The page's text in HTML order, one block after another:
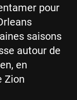
pour
saisons
autour de
en
Zion